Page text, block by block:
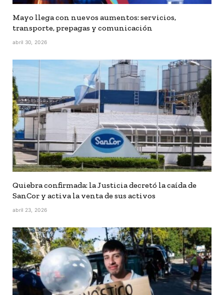
Mayo llega con nuevos aumentos: servicios,
transporte, prepagas y comunicación
abril 30, 2026
Quiebra confirmada: la Justicia decretó la caída de
SanCor y activa la venta de sus activos
abril 23, 2026